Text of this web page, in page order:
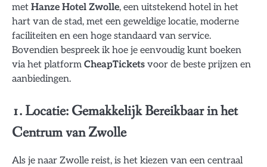
met Hanze Hotel Zwolle, een uitstekend hotel in het
hart van de stad, met een geweldige locatie, moderne
faciliteiten en een hoge standaard van service.
Bovendien bespreek ik hoe je eenvoudig kunt boeken
via het platform CheapTickets voor de beste prijzen en
aanbiedingen.
1. Locatie: Gemakkelijk Bereikbaar in het
Centrum van Zwolle
Als je naar Zwolle reist, is het kiezen van een centraal